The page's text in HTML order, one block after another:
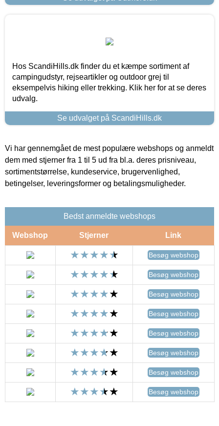
Hos ScandiHills.dk finder du et kæmpe sortiment af
campingudstyr, rejseartikler og outdoor grej til
eksempelvis hiking eller trekking. Klik her for at se deres
udvalg.
Se udvalget på ScandiHills.dk
Vi har gennemgået de mest populære webshops og anmeldt
dem med stjerner fra 1 til 5 ud fra bl.a. deres prisniveau,
sortimentstørrelse, kundeservice, brugervenlighed,
betingelser, leveringsformer og betalingsmuligheder.
Bedst anmeldte webshops
Webshop Stjerner Link
Besøg webshop
Besøg webshop
Besøg webshop
Besøg webshop
Besøg webshop
Besøg webshop
Besøg webshop
Besøg webshop